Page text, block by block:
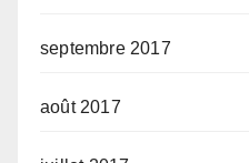
septembre 2017
août 2017